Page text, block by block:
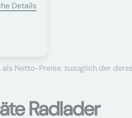
Details
Netto-Preise, zuzüglich der
Radlader